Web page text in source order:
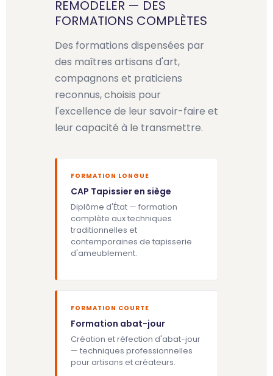
REMODELER — DES
FORMATIONS COMPLÈTES
Des formations dispensées par
des maîtres artisans d'art,
compagnons et praticiens
reconnus, choisis pour
l'excellence de leur savoir-faire et
leur capacité à le transmettre.
FORMATION LONGUE
CAP Tapissier en siège
Diplôme d'État — formation
complète aux techniques
traditionnelles et
contemporaines de tapisserie
d'ameublement.
FORMATION COURTE
Formation abat-jour
Création et réfection d'abat-jour
— techniques professionnelles
pour artisans et créateurs.